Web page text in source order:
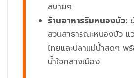
สบายๆ
ร้านอาหารริมหนองบัว:
สวนสาธารณะหนองบัว แ
ไทยและปลาแม่น้ำสดๆ พ
น้ำใจกลางเมือง